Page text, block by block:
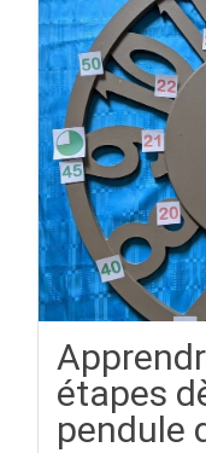
étapes
pendule